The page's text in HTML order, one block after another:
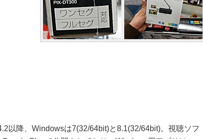
以降、Windowsは7(32/64bit)と8.1(32/64bit)。視聴ソフ